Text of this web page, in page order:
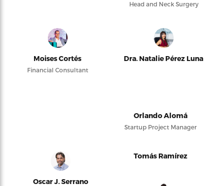
Head and Neck Surgery
Moises Cortés
Financial Consultant
Dra. Natalie Pérez Luna
Orlando Alomá
Startup Project Manager
Oscar J. Serrano
Tomás Ramírez